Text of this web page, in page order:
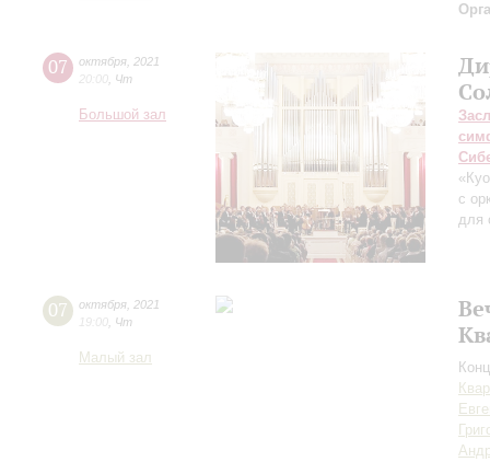
07 октября 2021
20:00 Чт
Большой зал
с
для
07 октября 2021
19:00 Чт
Малый зал